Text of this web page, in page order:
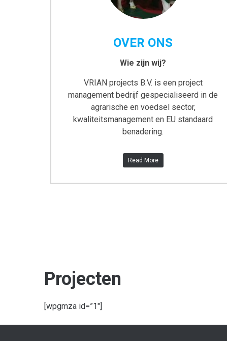
OVER ONS
Wie zijn wij?
VRIAN projects B.V. is een project
management bedrijf gespecialiseerd in de
agrarische en voedsel sector,
kwaliteitsmanagement en EU standaard
benadering.
Read More
Projecten
[wpgmza id=”1″]